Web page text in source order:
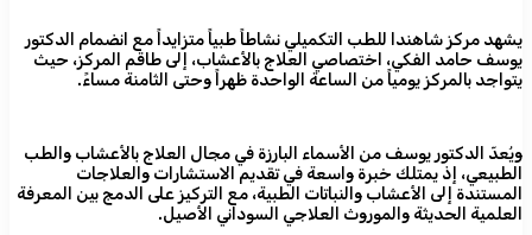
يشهد مركز شاهندا للطب التكميلي نشاطاً طبياً متزايداً مع انضمام الدكتور
يوسف حامد الفكي، اختصاصي العلاج بالأعشاب، إلى طاقم المركز، حيث
يتواجد بالمركز يومياً من الساعة الواحدة ظهراً وحتى الثامنة مساءً.
ويُعدّ الدكتور يوسف من الأسماء البارزة في مجال العلاج بالأعشاب والطب
الطبيعي، إذ يمتلك خبرة واسعة في تقديم الاستشارات والعلاجات
المستندة إلى الأعشاب والنباتات الطبية، مع التركيز على الدمج بين المعرفة
العلمية الحديثة والموروث العلاجي السوداني الأصيل.